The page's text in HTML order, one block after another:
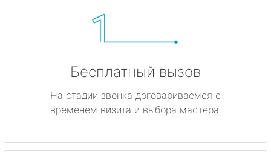
Бесплатный вызов
На стадии звонка договариваемся с
временем визита и выбора мастера.